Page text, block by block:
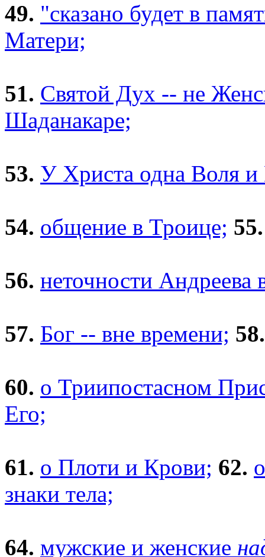
49. "сказано будет в
Матери;
51. Святой Дух -- не
Шаданакаре;
53. У Христа одна Воля и
54. общение в Троице; 55.
56. неточности
57. Бог -- вне времени; 58.
60. о Триипостасном
Его;
61. о Плоти и Крови; 62.
знаки тела;
64. мужские и женские